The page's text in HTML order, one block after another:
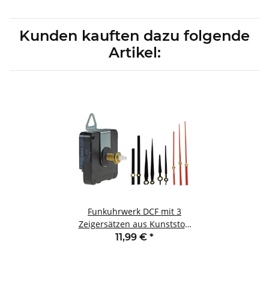
Kunden kauften dazu folgende
Artikel:
Funkuhrwerk DCF mit 3
Zeigersätzen aus Kunststoff
25mm langer Schaft
11,99 € *